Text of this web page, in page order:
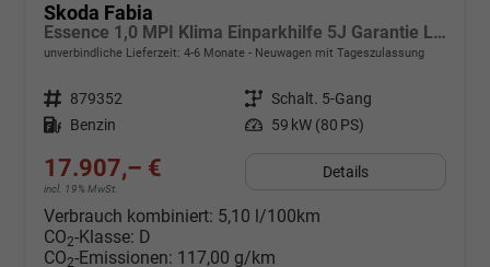
Skoda Fabia
Essence 1,0 MPI Klima Einparkhilfe 5J Garantie LED Scheinwerfer Bluetooth
unverbindliche Lieferzeit: 4-6 Monate Neuwagen mit Tageszulassung
Fahrzeugnr. 879352 Getriebe Schalt. 5-Gang
Kraftstoff Benzin Leistung 59 kW (80 PS)
17.907,– €
incl. 19% MwSt.
Details
Verbrauch kombiniert: 5,10 l/100km
CO2-Klasse: D
CO2-Emissionen: 117,00 g/km